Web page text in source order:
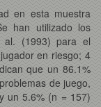
en esta muestra
han utilizado los
al. (1993) para el
en riesgo; 4
que un 86.1%
de juego,
un 5.6% (n = 157)